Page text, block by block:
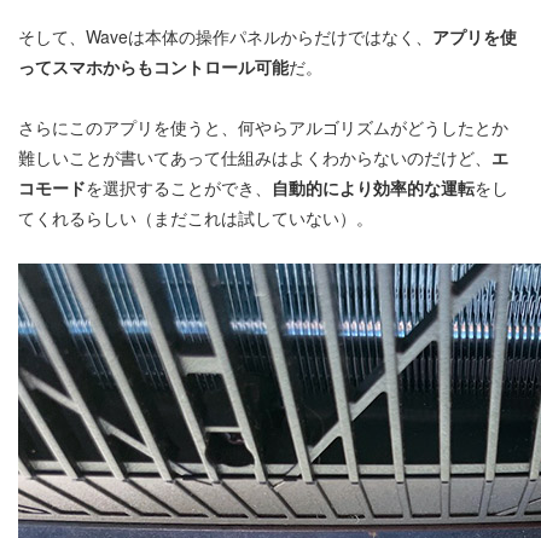
そして、Waveは本体の操作パネルからだけではなく、 アプリを使
ってスマホからもコントロール可能だ。
さらにこのアプリを使うと、何やらアルゴリズムがどうしたとか
難しいことが書いてあって仕組みはよくわからないのだけど、 エ
コモードを選択することができ、 自動的により効率的な運転をし
てくれるらしい（まだこれは試していない）。